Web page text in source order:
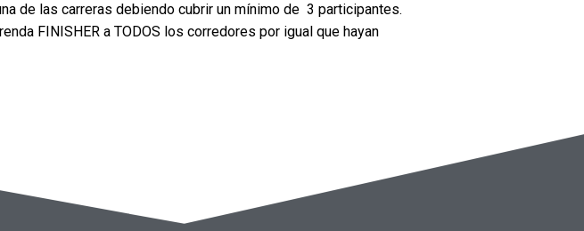
de las carreras debiendo cubrir un mínimo de 3 participantes.
FINISHER a TODOS los corredores por igual que hayan